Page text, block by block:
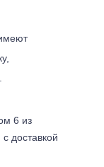
6 из
доставкой